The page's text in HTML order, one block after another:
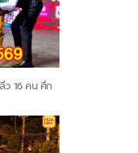
ว 16 คน ศึก